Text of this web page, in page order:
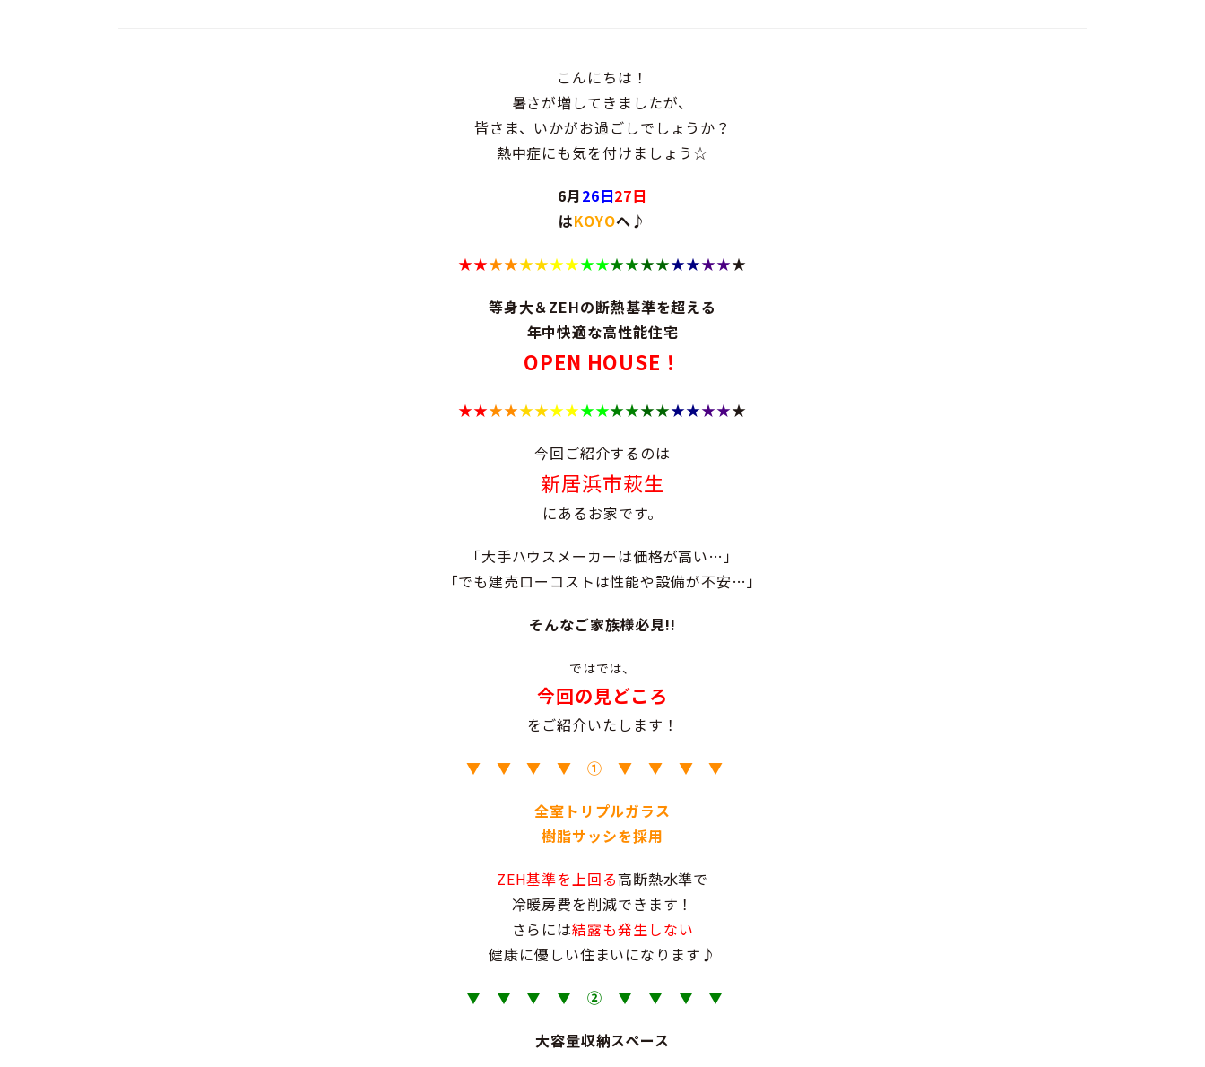
こんにちは！
暑さが増してきましたが、
皆さま、いかがお過ごしでしょうか？
熱中症にも気を付けましょう☆
6月26日27日
はKOYOへ♪
★★★★★★★★★★★★★★★★★★★
等身大＆ZEHの断熱基準を超える
年中快適な高性能住宅
OPEN HOUSE！
★★★★★★★★★★★★★★★★★★★
今回ご紹介するのは
新居浜市萩生
にあるお家です。
「大手ハウスメーカーは価格が高い…」
「でも建売ローコストは性能や設備が不安…」
そんなご家族様必見!!
ではでは、
今回の見どころ
をご紹介いたします！
▼ ▼ ▼ ▼① ▼ ▼ ▼ ▼
全室トリプルガラス
樹脂サッシを採用
ZEH基準を上回る高断熱水準で
冷暖房費を削減できます！
さらには結露も発生しない
健康に優しい住まいになります♪
▼ ▼ ▼ ▼ ② ▼ ▼ ▼ ▼
大容量収納スペース